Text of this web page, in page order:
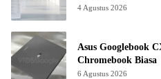
4 Agustus 2026
Asus Googlebook
Chromebook Biasa
6 Agustus 2026